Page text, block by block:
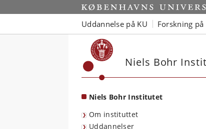
Start
Uddannelse på KU Forskning på
Niels Bohr
Niels Bohr Institutet
Om instituttet
Uddannelser